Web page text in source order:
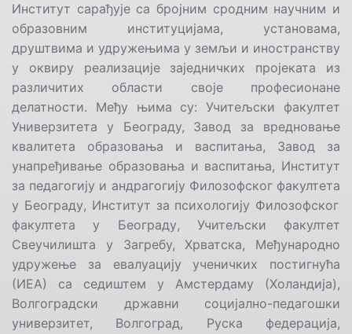
Институт сарађује са бројним сродним научним и
образовним
институцијама, установама,
друштвима и удружењима у земљи и иностранству
у оквиру реализације
заједничких пројеката из
различитих области своје професионане
делатности. Међу њима су: Учитељски факултет
Универзитета у Београду, Завод за вредновање
квалитета образовања и васпитања, Завод за
унапређивање образовања и васпитања, Институт
за педагогију и андрагогију Филозофскогфакултета
у Београду, Институт за психологију Филозофског
факултета у Београду, Учитељски факултет
Свеучилишта у Загребу, Хрватска, Међународно
удружење за евалуацију ученичких постигнућа
(ИЕА) са седиштем у Амстердаму (Холандија),
Волгоградски државни социјално-педагошки
универзитет, Волгоград, Руска федерација,